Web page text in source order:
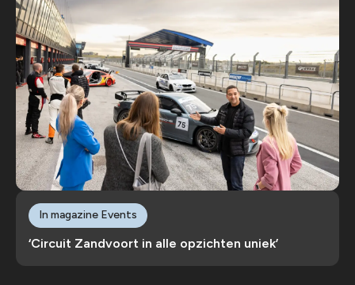
‘Circuit Zandvoort in alle opzichten uniek’
In magazine Events